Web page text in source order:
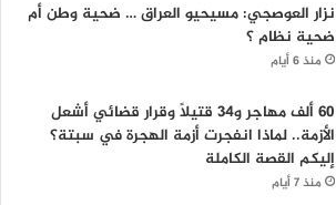
نزار العوصجي: مسيحيو العراق … ضحية وطن أم
ضحية نظام ؟
منذ 6 أيام
60 ألف مهاجر و34 قتيلاً وقرار قضائي أشعل
الأزمة.. لماذا انفجرت أزمة الهجرة في سبتة؟
إليكم القصة الكاملة
منذ 7 أيام